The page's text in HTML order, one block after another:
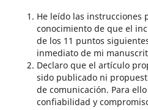
He leído las instrucciones
conocimiento de que el
de los 11 puntos
inmediato de mi
Declaro que el artículo
sido publicado ni
de comunicación. Para
confiabilidad y